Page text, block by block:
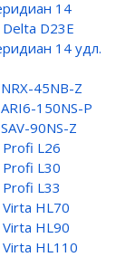
14
D23E
14 удл.
45NB-Z
150NS-P
90NS-Z
Profi L26
Profi L30
Profi L33
HL70
HL90
Virta HL110